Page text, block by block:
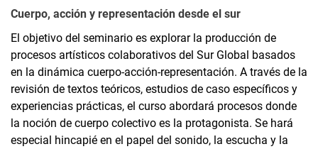
Prof. Dra. Liliana Gómez
Mateo Chacón Pino
Sebastián Vargas Álvarez
Adriana García Galán
Cuerpo, acción y representación desde el sur
El objetivo del seminario es explorar la producción de
procesos artísticos colaborativos del Sur Global basados
en la dinámica cuerpo-acción-representación. A través de la
revisión de textos teóricos, estudios de caso específicos y
experiencias prácticas, el curso abordará procesos donde
la noción de cuerpo colectivo es la protagonista. Se hará
especial hincapié en el papel del sonido, la escucha y la